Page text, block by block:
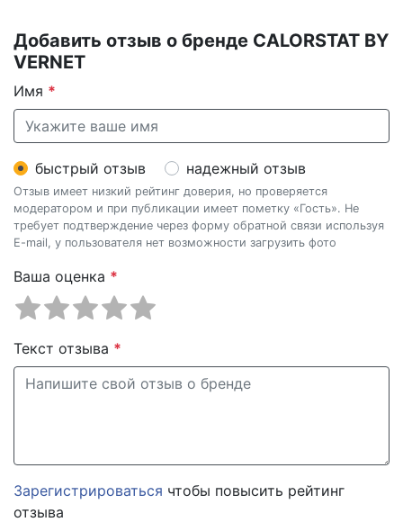
Добавить отзыв о бренде CALORSTAT BY
VERNET
Имя *
быстрый отзыв надежный отзыв
Отзыв имеет низкий рейтинг доверия, но проверяется
модератором и при публикации имеет пометку «Гость». Не
требует подтверждение через форму обратной связи используя
E-mail, у пользователя нет возможности загрузить фото
Ваша оценка *
Текст отзыва *
Зарегистрироваться чтобы повысить рейтинг
отзыва